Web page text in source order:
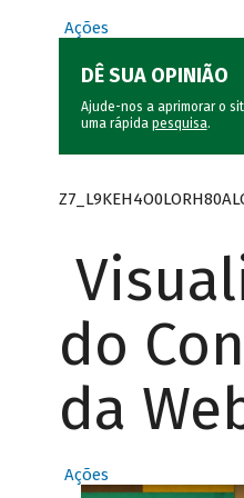
Ações
DÊ SUA OPINIÃO
Ajude-nos a aprimorar o
uma rápida pesquisa.
do
da
Ações